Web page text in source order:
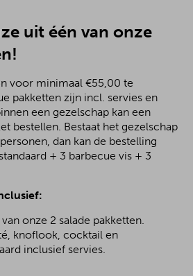
uit één van onze
voor minimaal €55,00 te
pakketten zijn incl. servies en
een gezelschap kan een
bestellen. Bestaat het gezelschap
dan kan de bestelling
+ 3 barbecue vis + 3
onze 2 salade pakketten.
knoflook, cocktail en
inclusief servies.